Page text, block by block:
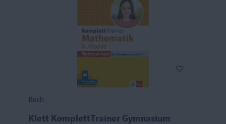
Buch
Klett KomplettTrainer Gymnasium